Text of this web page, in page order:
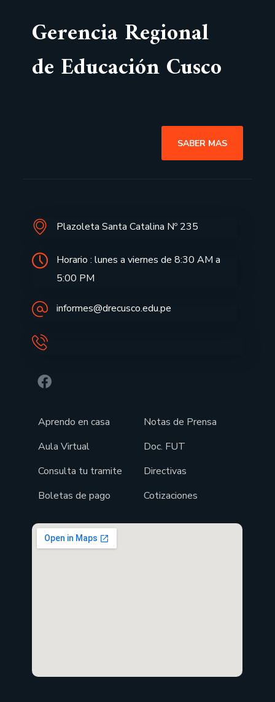
Gerencia Regional
de Educación Cusco
SABER MAS
Plazoleta Santa Catalina Nº 235
Horario : lunes a viernes de 8:30 AM a
5:00 PM
informes@drecusco.edu.pe
Aprendo en casa
Aula Virtual
Consulta tu tramite
Boletas de pago
Notas de Prensa
Doc. FUT
Directivas
Cotizaciones